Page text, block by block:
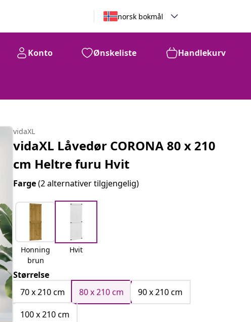
norsk bokmål
Konto Ønskeliste Handlekurv
vidaXL
vidaXL Låvedør CORONA 80 x 210
cm Heltre furu Hvit
Farge(2 alternativer tilgjengelig)
Honning
brun
Hvit
Størrelse
70 x 210 cm
80 x 210 cm
90 x 210 cm
100 x 210 cm